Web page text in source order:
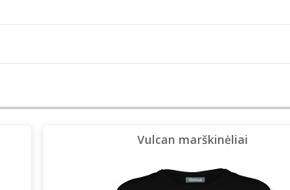
Vulcan marškinėliai